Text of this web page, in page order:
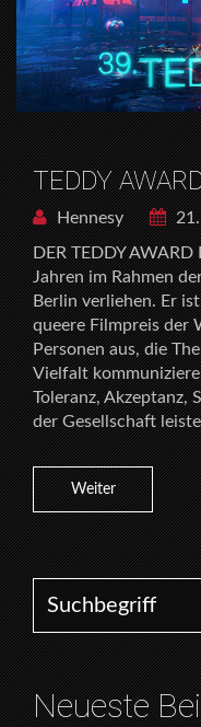
TEDDY
Hennesy
21.
DER TEDDY
Jahren im Rahmen
Berlin verliehen. Er
queere Filmpreis der
Personen aus, die
Vielfalt
Toleranz, Akzeptanz,
der Gesellschaft
Weiter
Search for:
Neueste